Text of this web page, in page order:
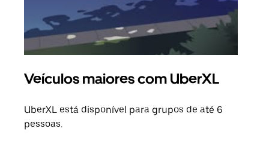
Veículos maiores com UberXL
UberXL está disponível para grupos de até 6
pessoas.